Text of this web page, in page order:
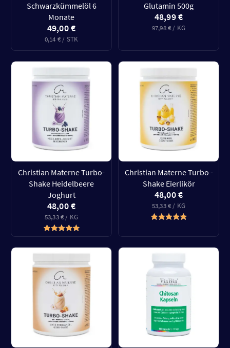
Schwarzkümmelöl 6
Monate
49,00 €
0,14 € / STK
Glutamin 500g
48,99 €
97,98 € / KG
Christian Materne Turbo-
Shake Heidelbeere
Joghurt
48,00 €
53,33 € / KG
Christian Materne Turbo -
Shake Eierlikör
48,00 €
53,33 € / KG